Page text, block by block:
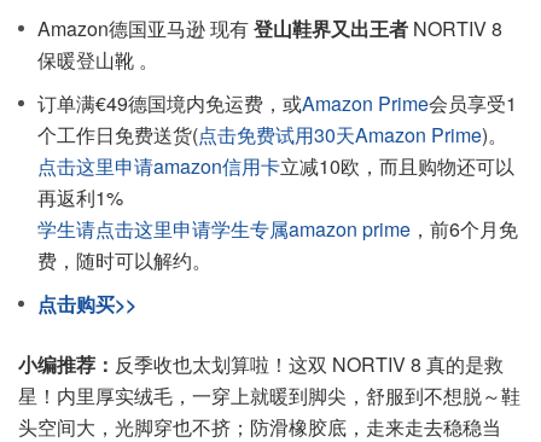
Amazon德国亚马逊 现有登山鞋界又出王者 NORTIV 8
保暖登山靴 。
订单满€49德国境内免运费，或Amazon Prime会员享受1
个工作日免费送货(点击免费试用30天Amazon Prime)。
点击这里申请amazon信用卡立减10欧，而且购物还可以
再返利1%
学生请点击这里申请学生专属amazon prime ，前6个月免
费，随时可以解约。
点击购买>>
小编推荐： 反季收也太划算啦！这双 NORTIV 8 真的是救
星！内里厚实绒毛，一穿上就暖到脚尖，舒服到不想脱～鞋
头空间大，光脚穿也不挤；防滑橡胶底，走来走去稳稳当